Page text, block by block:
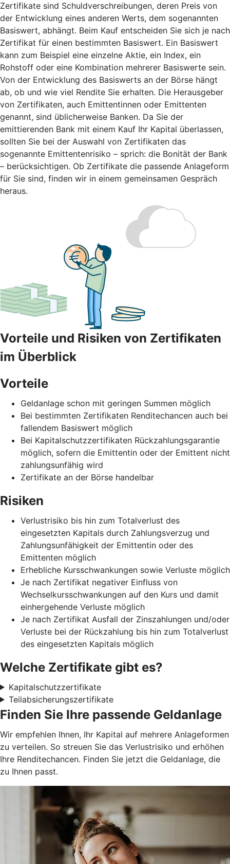
Zertifikate sind Schuldverschreibungen, deren Preis von
der Entwicklung eines anderen Werts, dem sogenannten
Basiswert, abhängt. Beim Kauf entscheiden Sie sich je nach
Zertifikat für einen bestimmten Basiswert. Ein Basiswert
kann zum Beispiel eine einzelne Aktie, ein Index, ein
Rohstoff oder eine Kombination mehrerer Basiswerte sein.
Von der Entwicklung des Basiswerts an der Börse hängt
ab, ob und wie viel Rendite Sie erhalten. Die Herausgeber
von Zertifikaten, auch Emittentinnen oder Emittenten
genannt, sind üblicherweise Banken. Da Sie der
emittierenden Bank mit einem Kauf Ihr Kapital überlassen,
sollten Sie bei der Auswahl von Zertifikaten das
sogenannte Emittentenrisiko – sprich: die Bonität der Bank
– berücksichtigen. Ob Zertifikate die passende Anlageform
für Sie sind, finden wir in einem gemeinsamen Gespräch
heraus.
Vorteile und Risiken von Zertifikaten
im Überblick
Vorteile
Geldanlage schon mit geringen Summen möglich
Bei bestimmten Zertifikaten Renditechancen auch bei
fallendem Basiswert möglich
Bei Kapitalschutzzertifikaten Rückzahlungsgarantie
möglich, sofern die Emittentin oder der Emittent nicht
zahlungsunfähig wird
Zertifikate an der Börse handelbar
Risiken
Verlustrisiko bis hin zum Totalverlust des
eingesetzten Kapitals durch Zahlungsverzug und
Zahlungsunfähigkeit der Emittentin oder des
Emittenten möglich
Erhebliche Kursschwankungen sowie Verluste möglich
Je nach Zertifikat negativer Einfluss von
Wechselkursschwankungen auf den Kurs und damit
einhergehende Verluste möglich
Je nach Zertifikat Ausfall der Zinszahlungen und/oder
Verluste bei der Rückzahlung bis hin zum Totalverlust
des eingesetzten Kapitals möglich
Welche Zertifikate gibt es?
Kapitalschutzzertifikate
Teilabsicherungszertifikate
Finden Sie Ihre passende Geldanlage
Wir empfehlen Ihnen, Ihr Kapital auf mehrere Anlageformen
zu verteilen. So streuen Sie das Verlustrisiko und erhöhen
Ihre Renditechancen. Finden Sie jetzt die Geldanlage, die
zu Ihnen passt.